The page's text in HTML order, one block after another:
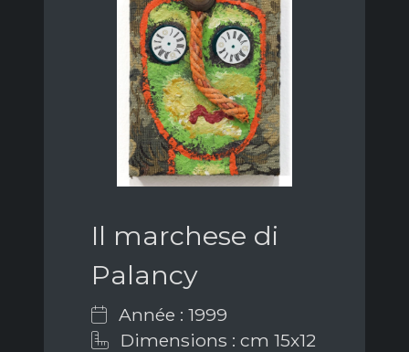
Il marchese di
Palancy
Année : 1999
Dimensions : cm 15x12